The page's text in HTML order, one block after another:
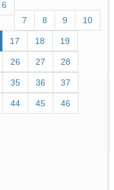
6
7
8 9 10
17 18 19
26 27 28
35 36 37
44 45 46